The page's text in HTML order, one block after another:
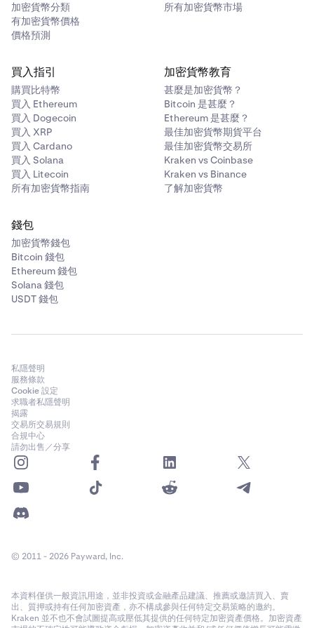
加密貨幣分類
有加密貨幣價格
價格預測
所有加密貨幣市場
買入指引
購買比特幣
買入 Ethereum
買入 Dogecoin
買入 XRP
買入 Cardano
買入 Solana
買入 Litecoin
所有加密貨幣指南
加密貨幣教育
甚麼是加密貨幣？
Bitcoin 是甚麼？
Ethereum 是甚麼？
最佳加密貨幣期貨平台
最佳加密貨幣交易所
Kraken vs Coinbase
Kraken vs Binance
了解加密貨幣
錢包
加密貨幣錢包
Bitcoin 錢包
Ethereum 錢包
Solana 錢包
USDT 錢包
私隱聲明
服務條款
Cookie 設定
求職者私隱聲明
揭露
交易所交易規則
合規中心
請勿出售／分享
© 2011 - 2026 Payward, Inc.
本資料僅供一般資訊用途，並非投資或金融產品建議、推薦或邀請買入、賣
出、質押或持有任何加密資產，亦不構成參與任何特定交易策略的邀約。
Kraken 並不也不會試圖提高或壓低其提供的任何特定加密資產價格。加密資產